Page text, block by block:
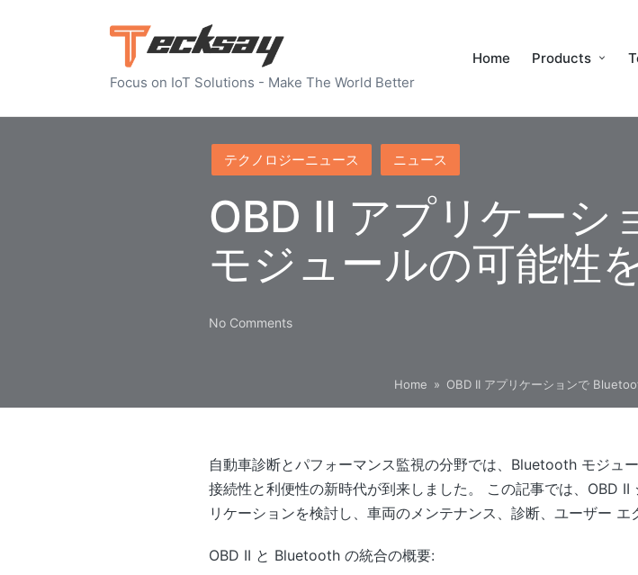
Focus on IoT Solutions - Make The World Better
Home Products
Posted
in
テクノロジーニュース ニュース
OBD II アプリケー
モジュールの可能性
No Comments
Home » OBD II アプリケーションで
自動車診断とパフォーマンス監視の分野では、Bluetooth モジュ
接続性と利便性の新時代が到来しました。 この記事では、OBD
リケーションを検討し、車両のメンテナンス、診断、ユーザー エ
OBD II と Bluetooth の統合の概要: